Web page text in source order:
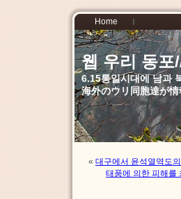
Home
웹 우리 동
6.15통일시대에 남과
海外のウリ同胞達が情
« 대구에서 윤석열역도
태풍에 의한 피해를